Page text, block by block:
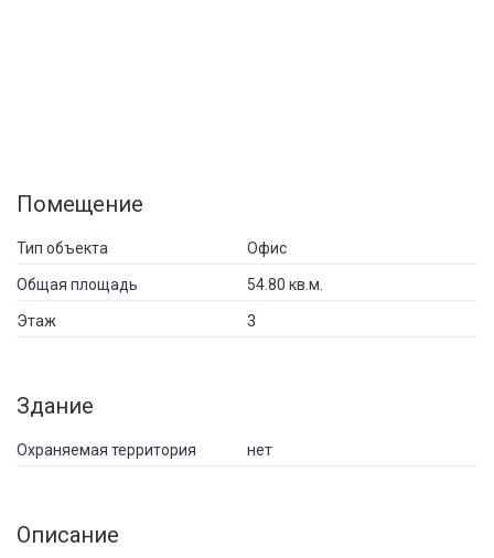
Помещение
Тип объекта Офис
Общая площадь 54.80 кв.м.
Этаж 3
Здание
Охраняемая территория нет
Описание